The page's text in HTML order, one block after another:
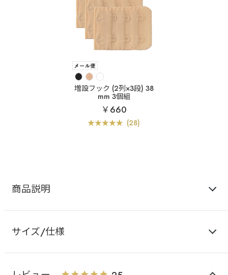
増設フック (2列×3段) 38
mm 3個組
￥660
(28)
商品説明
サイズ/仕様